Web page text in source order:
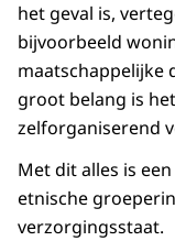
het geval is,
bijvoorbeeld
maatschappelijke
groot belang is
zelforganiserend
Met dit alles is
etnische
verzorgingsstaat.